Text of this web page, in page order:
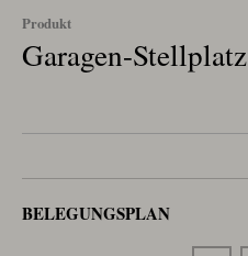
Produkt
Garagen-Stellplatz
BELEGUNGSPLAN